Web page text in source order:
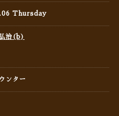
Thursday
治(b)
ンター